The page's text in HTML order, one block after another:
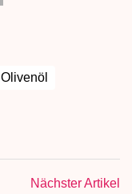
Olivenöl
Nächster Artikel